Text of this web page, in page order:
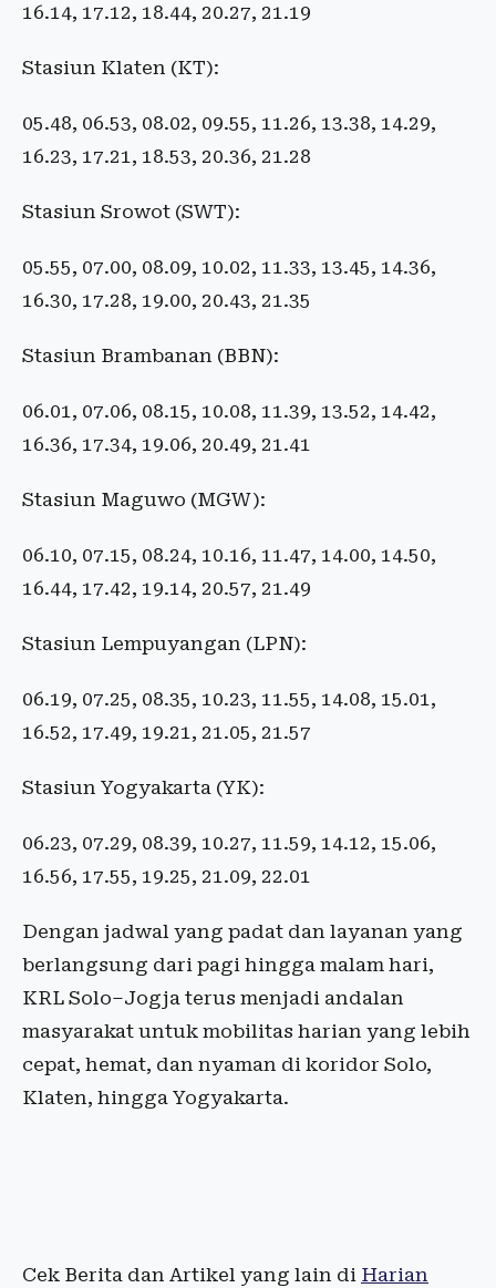
16.14, 17.12, 18.44, 20.27, 21.19
Stasiun Klaten (KT):
05.48, 06.53, 08.02, 09.55, 11.26, 13.38, 14.29,
16.23, 17.21, 18.53, 20.36, 21.28
Stasiun Srowot (SWT):
05.55, 07.00, 08.09, 10.02, 11.33, 13.45, 14.36,
16.30, 17.28, 19.00, 20.43, 21.35
Stasiun Brambanan (BBN):
06.01, 07.06, 08.15, 10.08, 11.39, 13.52, 14.42,
16.36, 17.34, 19.06, 20.49, 21.41
Stasiun Maguwo (MGW):
06.10, 07.15, 08.24, 10.16, 11.47, 14.00, 14.50,
16.44, 17.42, 19.14, 20.57, 21.49
Stasiun Lempuyangan (LPN):
06.19, 07.25, 08.35, 10.23, 11.55, 14.08, 15.01,
16.52, 17.49, 19.21, 21.05, 21.57
Stasiun Yogyakarta (YK):
06.23, 07.29, 08.39, 10.27, 11.59, 14.12, 15.06,
16.56, 17.55, 19.25, 21.09, 22.01
Dengan jadwal yang padat dan layanan yang
berlangsung dari pagi hingga malam hari,
KRL Solo–Jogja terus menjadi andalan
masyarakat untuk mobilitas harian yang lebih
cepat, hemat, dan nyaman di koridor Solo,
Klaten, hingga Yogyakarta.
Cek Berita dan Artikel yang lain di Harian